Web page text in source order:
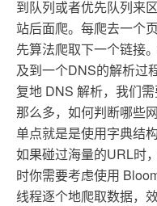
到队列或者优先队列来
站后面爬。每爬去一个
先算法爬取下一个链接
及到一个DNS的解析过
复地 DNS 解析，我们
那么多，如何判断哪些
单点就是是使用字典结
如果碰过海量的URL时
时你需要考虑使用
线程逐个地爬取数据，